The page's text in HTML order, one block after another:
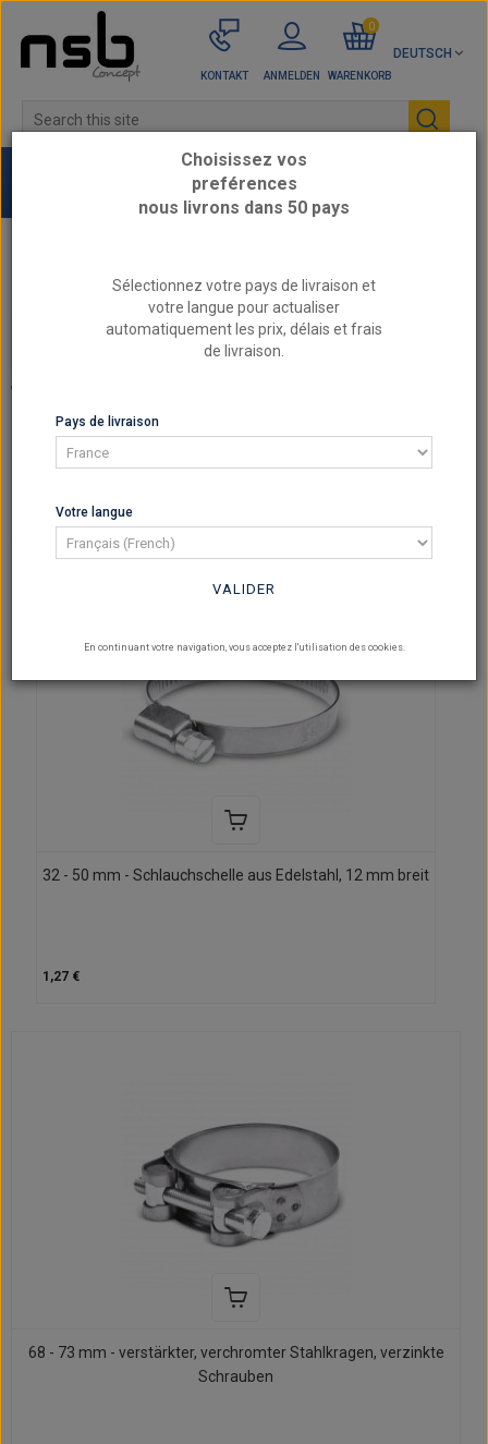
DEUTSCH
KONTAKT ANMELDEN WARENKORB
0
VERKAUFSHITS
SORTIERUNG
32 - 50 mm - Schlauchschelle aus Edelstahl, 12 mm breit
1,27 €
68 - 73 mm - verstärkter, verchromter Stahlkragen, verzinkte
Schrauben
Choisissez vos
preférences
nous livrons dans 50 pays
Sélectionnez votre pays de livraison et
votre langue pour actualiser
automatiquement les prix, délais et frais
de livraison.
Pays de livraison
Votre langue
VALIDER
En continuant votre navigation, vous acceptez l'utilisation des cookies.